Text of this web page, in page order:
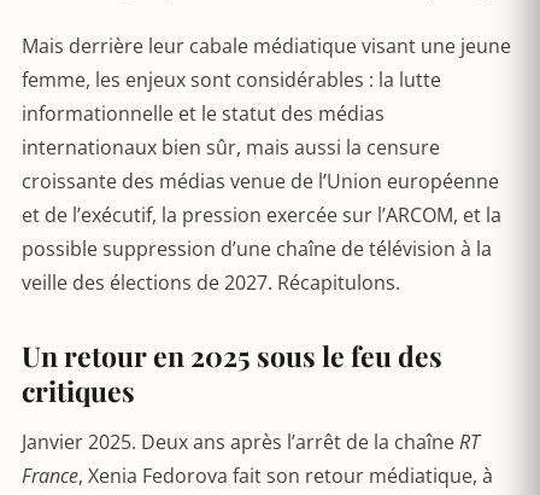
Mais derrière leur cabale médiatique visant une jeune
femme, les enjeux sont considérables : la lutte
informationnelle et le statut des médias
internationaux bien sûr, mais aussi la censure
croissante des médias venue de l’Union européenne
et de l’exécutif, la pression exercée sur l’ARCOM, et la
possible suppression d’une chaîne de télévision à la
veille des élections de 2027. Récapitulons.
Un retour en 2025 sous le feu des
critiques
Janvier 2025. Deux ans après l’arrêt de la chaîneRT
France, Xenia Fedorova fait son retour médiatique, à